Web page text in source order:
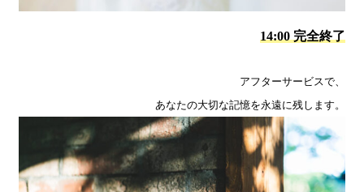
14:00 完全終了
アフターサービスで、
あなたの大切な記憶を永遠に残します。